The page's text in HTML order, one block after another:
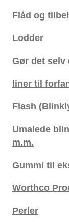
Flåd og
Lodder
Gør det selv
liner til
Flash
Umalede
m.m.
Gummi til
Worthco
Perler